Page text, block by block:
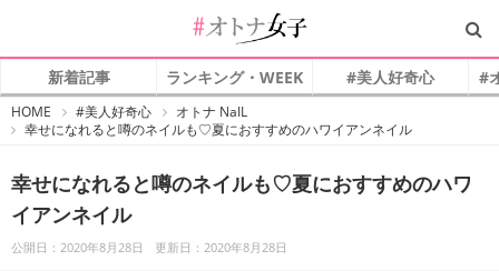
新着記事 ランキング・WEEK #美人好奇心 #
HOME
オ
ト
子
#美人好奇心
オトナ NaIL
幸せになれると噂のネイルも♡︎夏におすすめのハワイアンネイル
幸せになれると噂のネイルも♡︎夏におすすめのハワ
イアンネイル
公開日：2020年8月28日 更新日：2020年8月28日